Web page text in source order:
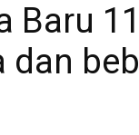
Baru 11
dan